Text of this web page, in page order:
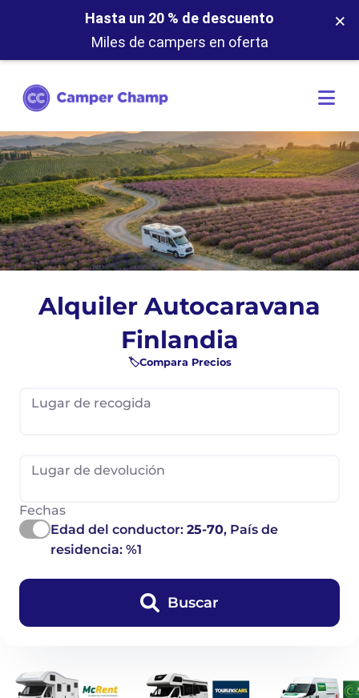
Hasta un 20 % de descuento
Miles de campers en oferta
×
Alquiler Autocaravana
Finlandia
🏷️Compara Precios
Lugar de recogida
Lugar de devolución
Fechas
Edad del conductor:25-70, País de
residencia: %1
Buscar